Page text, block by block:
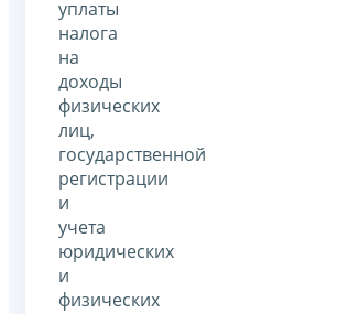
уплаты
налога
на
доходы
физических
лиц,
государственной
регистрации
и
учета
юридических
и
физических